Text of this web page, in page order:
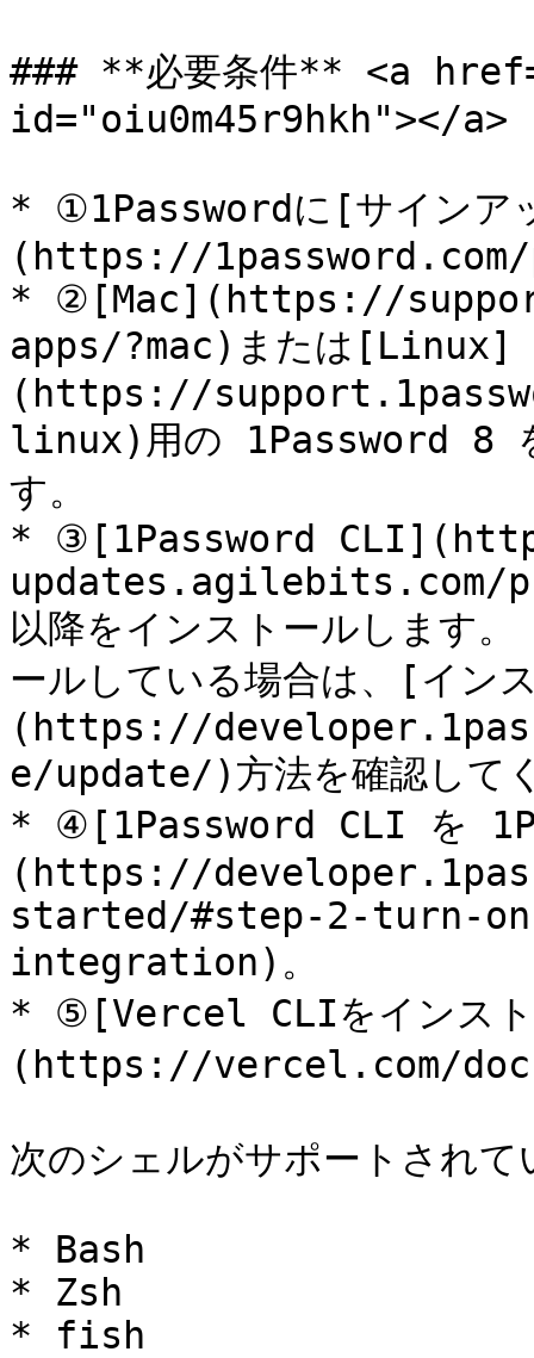
### **必要条件** <a
id="oiu0m45r9hkh"></a>
* ①1Passwordに[サインア
(https://
* ②[Mac](https://
apps/?mac)または[Linux]
(https://
linux)用の 1Password 8 を
す。
* ③[1Password
updates.agilebits.com/
以降をインストールします
ールしている場合は、[イン
(https://
e/update/)方法を確認して
* ④[1Password CLI を
(https://
started/#step-2-turn-
integration)。
* ⑤[Vercel CLIをインスト
(https://vercel.com/
次のシェルがサポートされ
* Bash
* Zsh
* fish